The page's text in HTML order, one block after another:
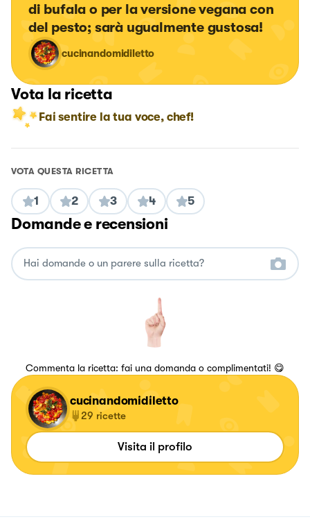
di bufala o per la versione vegana con
del pesto; sarà ugualmente gustosa!
cucinandomidiletto
Vota la ricetta
Fai sentire la tua voce, chef!
VOTA QUESTA RICETTA
1 2 3 4 5
Domande e recensioni
Commenta la ricetta: fai una domanda o complimentati! 😋
cucinandomidiletto
29 ricette
Visita il profilo